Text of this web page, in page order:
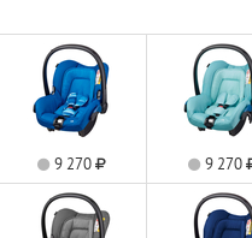
9 270 9 270